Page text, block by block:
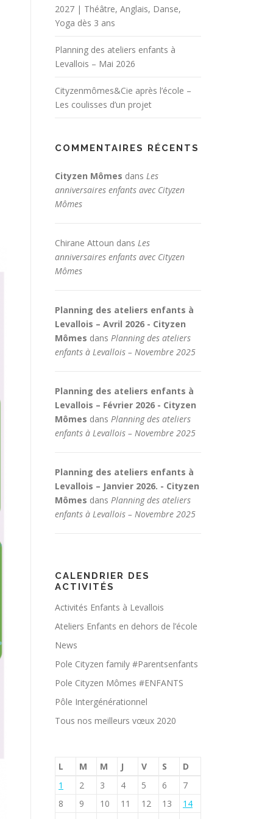
2027 | Théâtre, Anglais, Danse,
Yoga dès 3 ans
Planning des ateliers enfants à
Levallois – Mai 2026
Cityzenmômes&Cie après l’école –
Les coulisses d’un projet
COMMENTAIRES RÉCENTS
Cityzen Mômes dans Les
anniversaires enfants avec Cityzen
Mômes
Chirane Attoun dans Les
anniversaires enfants avec Cityzen
Mômes
Planning des ateliers enfants à
Levallois – Avril 2026 - Cityzen
Mômes dans Planning des ateliers
enfants à Levallois – Novembre 2025
Planning des ateliers enfants à
Levallois – Février 2026 - Cityzen
Mômes dans Planning des ateliers
enfants à Levallois – Novembre 2025
Planning des ateliers enfants à
Levallois – Janvier 2026. - Cityzen
Mômes dans Planning des ateliers
enfants à Levallois – Novembre 2025
CALENDRIER DES
ACTIVITÉS
Activités Enfants à Levallois
Ateliers Enfants en dehors de l’école
News
Pole Cityzen family #Parentsenfants
Pole Cityzen Mômes #ENFANTS
Pôle Intergénérationnel
Tous nos meilleurs vœux 2020
L M M J V S
D
1
2 3 4 5 6
7
8
9 10 11 12 13
14